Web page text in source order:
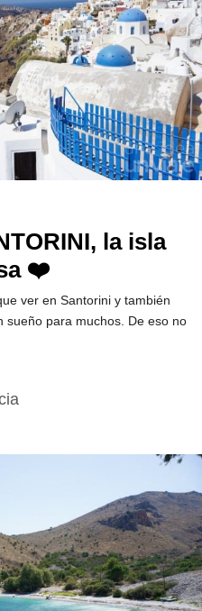
la isla
❤️
ver en Santorini y también
sueño para muchos. De eso no